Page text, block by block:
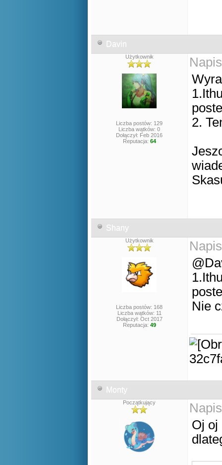
Davin
Użytkownik
Liczba postów: 129
Liczba wątków: 0
Dołączył: Feb 2016
Reputacja: 64
2.
Shany
Użytkownik
Liczba postów: 168
Liczba wątków: 11
Dołączył: Oct 2017
Reputacja: 49
Nie
Monty
Początkujący
Oj oj